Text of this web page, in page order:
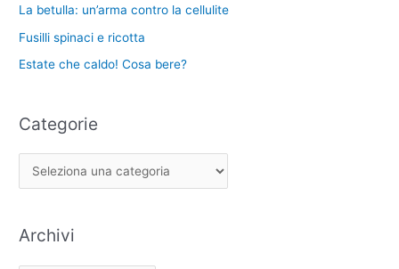
La betulla: un’arma contro la cellulite
Fusilli spinaci e ricotta
Estate che caldo! Cosa bere?
Categorie
Archivi